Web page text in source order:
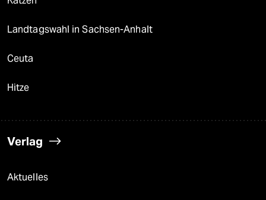
Landtagswahl in Sachsen-Anhalt
Ceuta
Hitze
Verlag
Aktuelles